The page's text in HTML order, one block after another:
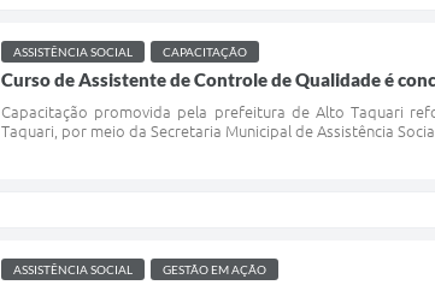
ASSISTÊNCIA SOCIAL CAPACITAÇÃO
Curso de Assistente de Controle de Qualidade é
Capacitação promovida pela prefeitura de Alto Taquari
Taquari, por meio da Secretaria Municipal de Assistência
ASSISTÊNCIA SOCIAL GESTÃO EM AÇÃO